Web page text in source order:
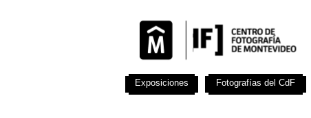
Exposiciones Fotografías del CdF